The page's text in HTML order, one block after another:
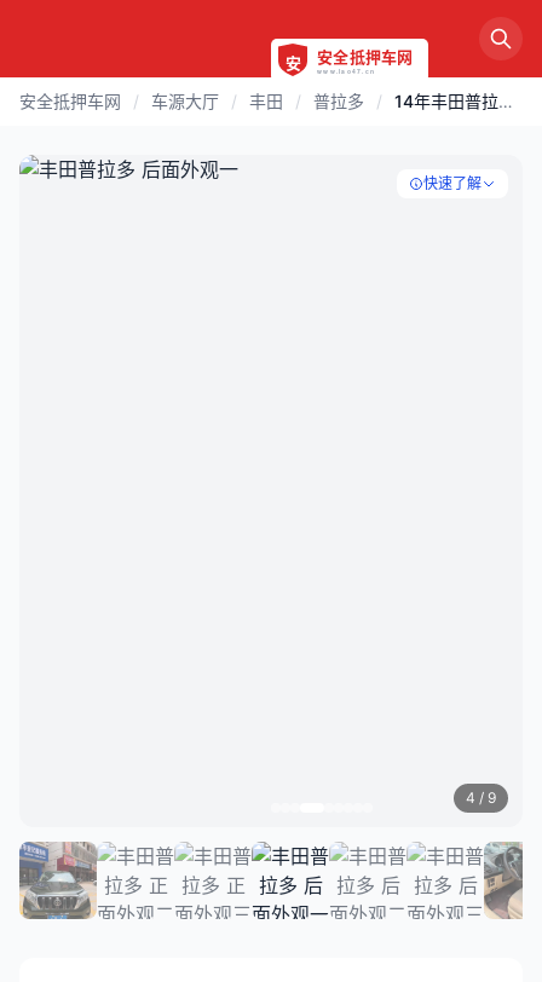
安全抵押车网 / 车源大厅 / 丰田 / 普拉多 / 14年丰田普拉多2700中东版
快速了解
4 / 9